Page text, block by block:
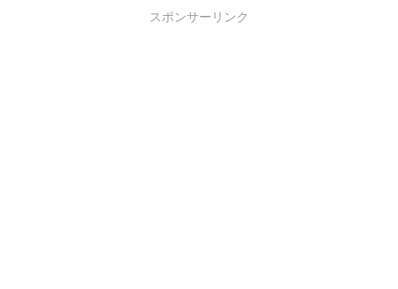
スポンサーリンク